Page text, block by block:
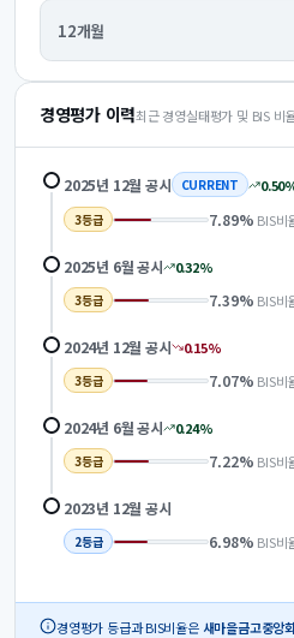
12개월
경영평가 이력최근 경영실태평가 및 BIS 비
2025년 12월 공시 CURRENT 0.50
3등급 7.89% BIS비
2025년 6월공시 0.32%
3등급 7.39% BIS비
2024년 12월 공시 0.15%
3등급 7.07% BIS비
2024년 6월공시 0.24%
3등급 7.22% BIS비
2023년 12월 공시
2등급 6.98% BIS비
경영평가 등급과 BIS비율은 새마을금고중앙회